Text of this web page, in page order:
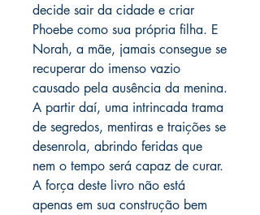
decide sair da cidade e criar
Phoebe como sua própria filha. E
Norah, a mãe, jamais consegue se
recuperar do imenso vazio
causado pela ausência da menina.
A partir daí, uma intrincada trama
de segredos, mentiras e traições se
desenrola, abrindo feridas que
nem o tempo será capaz de curar.
A força deste livro não está
apenas em sua construção bem